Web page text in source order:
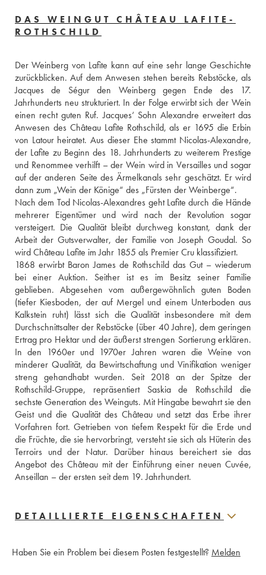
DAS WEINGUT CHÂTEAU LAFITE-
ROTHSCHILD
Der Weinberg von Lafite kann auf eine sehr lange Geschichte
zurückblicken. Auf dem Anwesen stehen bereits Rebstöcke, als
Jacques de Ségur den Weinberg gegen Ende des 17.
Jahrhunderts neu strukturiert. In der Folge erwirbt sich der Wein
einen recht guten Ruf. Jacques‘ Sohn Alexandre erweitert das
Anwesen des Château Lafite Rothschild, als er 1695 die Erbin
von Latour heiratet. Aus dieser Ehe stammt Nicolas-Alexandre,
der Lafite zu Beginn des 18. Jahrhunderts zu weiterem Prestige
und Renommee verhilft – der Wein wird in Versailles und sogar
auf der anderen Seite des Ärmelkanals sehr geschätzt. Er wird
dann zum „Wein der Könige“ des „Fürsten der Weinberge“.
Nach dem Tod Nicolas-Alexandres geht Lafite durch die Hände
mehrerer Eigentümer und wird nach der Revolution sogar
versteigert. Die Qualität bleibt durchweg konstant, dank der
Arbeit der Gutsverwalter, der Familie von Joseph Goudal. So
wird Château Lafite im Jahr 1855 als Premier Cru klassifiziert.
1868 erwirbt Baron James de Rothschild das Gut – wiederum
bei einer Auktion. Seither ist es im Besitz seiner Familie
geblieben. Abgesehen vom außergewöhnlich guten Boden
(tiefer Kiesboden, der auf Mergel und einem Unterboden aus
Kalkstein ruht) lässt sich die Qualität insbesondere mit dem
Durchschnittsalter der Rebstöcke (über 40 Jahre), dem geringen
Ertrag pro Hektar und der äußerst strengen Sortierung erklären.
In den 1960er und 1970er Jahren waren die Weine von
minderer Qualität, da Bewirtschaftung und Vinifikation weniger
streng gehandhabt wurden. Seit 2018 an der Spitze der
Rothschild-Gruppe, repräsentiert Saskia de Rothschild die
sechste Generation des Weinguts. Mit Hingabe bewahrt sie den
Geist und die Qualität des Château und setzt das Erbe ihrer
Vorfahren fort. Getrieben von tiefem Respekt für die Erde und
die Früchte, die sie hervorbringt, versteht sie sich als Hüterin des
Terroirs und der Natur. Darüber hinaus bereichert sie das
Angebot des Château mit der Einführung einer neuen Cuvée,
Anseillan – der ersten seit dem 19. Jahrhundert.
DETAILLIERTE EIGENSCHAFTEN
Haben Sie ein Problem bei diesem Posten festgestellt? Melden